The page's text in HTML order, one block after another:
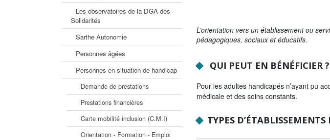
L’orientation vers un établissement ou
pédagogiques, sociaux et éducatifs.
QUI PEUT EN BÉNÉFICIER ?
Pour les adultes handicapés n’ayant pu
médicale et des soins constants.
TYPES D’ÉTABLISSEMENTS
Les observatoires de la DGA des
Solidarités
Sarthe Autonomie
Personnes âgées
Personnes en situation de handicap
Demande de prestations
Prestations financières
Carte mobilité inclusion (C.M.I)
Orientation - Formation - Emploi